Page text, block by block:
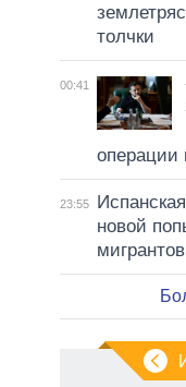
толчки
00:41
операции
23:55
новой